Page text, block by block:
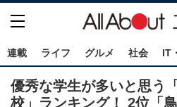
連載 ライフ グルメ 社会 IT
優秀な学生が多いと思う
校」ランキング！ 2位「